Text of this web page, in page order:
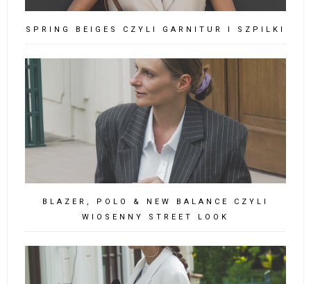
SPRING BEIGES CZYLI GARNITUR I SZPILKI
BLAZER, POLO & NEW BALANCE CZYLI
WIOSENNY STREET LOOK